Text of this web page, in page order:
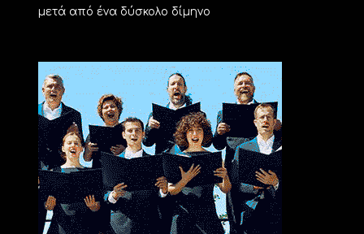
μετά από ένα δύσκολο δίμηνο